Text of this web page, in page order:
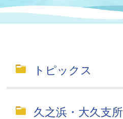
トピックス
久之浜・大久支所